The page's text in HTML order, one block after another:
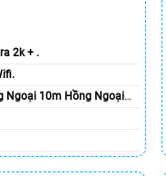
2k + .
Ngoại 10m Hồng Ngoại